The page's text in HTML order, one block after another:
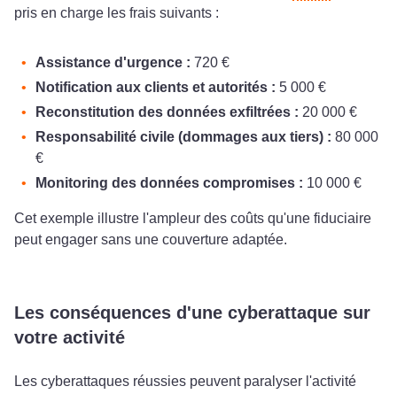
pris en charge les frais suivants :
Assistance d'urgence : 720 €
Notification aux clients et autorités : 5 000 €
Reconstitution des données exfiltrées : 20 000 €
Responsabilité civile (dommages aux tiers) : 80 000
€
Monitoring des données compromises : 10 000 €
Cet exemple illustre l'ampleur des coûts qu'une fiduciaire
peut engager sans une couverture adaptée.
Les conséquences d'une cyberattaque sur
votre activité
Les cyberattaques réussies peuvent paralyser l'activité